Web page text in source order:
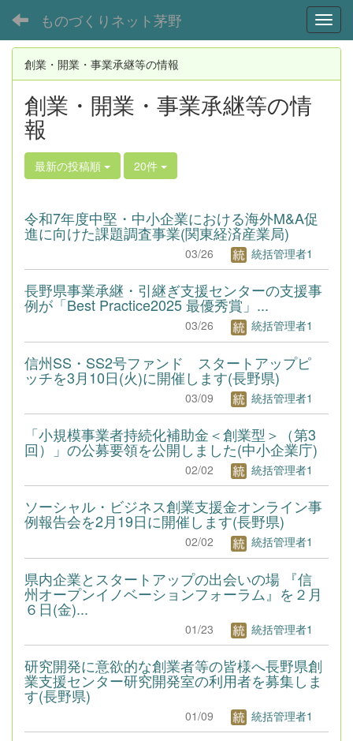
ものづくりネット茅野
創業・開業・事業承継等の情報
創業・開業・事業承継等の情
報
最新の投稿順 20件
令和7年度中堅・中小企業における海外M&A促
進に向けた課題調査事業(関東経済産業局)
03/26 統括管理者1
長野県事業承継・引継ぎ支援センターの支援事
例が「Best Practice2025 最優秀賞」...
03/26 統括管理者1
信州SS・SS2号ファンド スタートアップピ
ッチを3月10日(火)に開催します(長野県)
03/09 統括管理者1
「小規模事業者持続化補助金＜創業型＞（第3
回）」の公募要領を公開しました(中小企業庁)
02/02 統括管理者1
ソーシャル・ビジネス創業支援金オンライン事
例報告会を2月19日に開催します(長野県)
02/02 統括管理者1
県内企業とスタートアップの出会いの場 『信
州オープンイノベーションフォーラム』を２月
６日(金)...
01/23 統括管理者1
研究開発に意欲的な創業者等の皆様へ長野県創
業支援センター研究開発室の利用者を募集しま
す(長野県)
01/09 統括管理者1